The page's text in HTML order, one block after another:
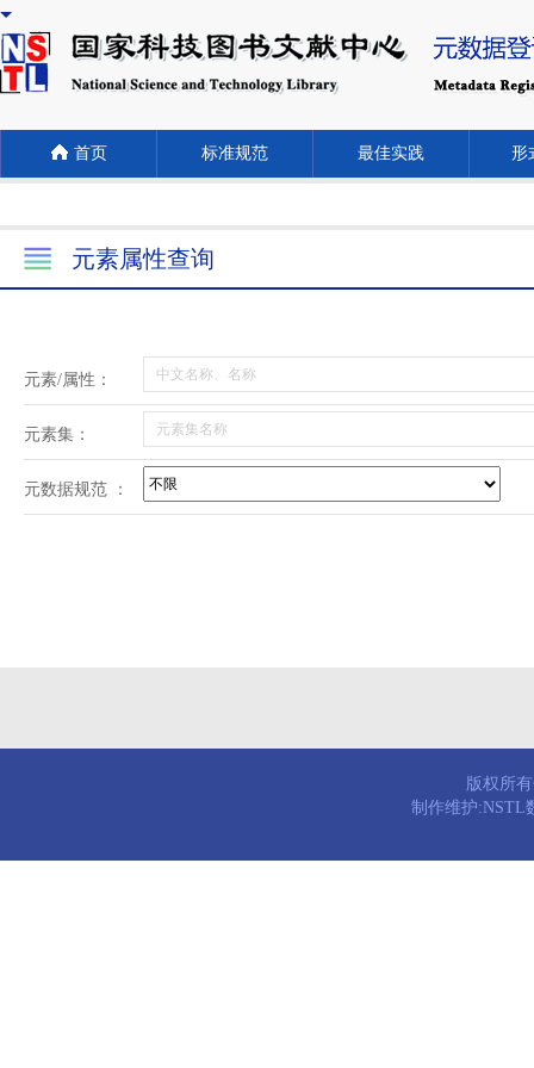
首页 标准规范 最佳实践 形
元素属性查询
元素/属性：
元素集：
元数据规范 ：
版权所
制作维护:NSTL